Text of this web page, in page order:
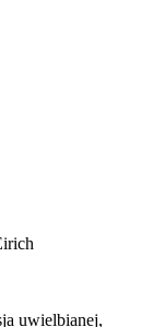
uwielbianej,